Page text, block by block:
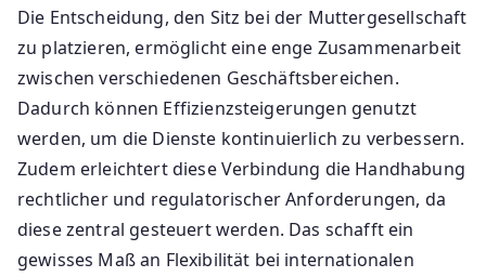
Die Entscheidung, den Sitz bei der Muttergesellschaft
zu platzieren, ermöglicht eine enge Zusammenarbeit
zwischen verschiedenen Geschäftsbereichen.
Dadurch können Effizienzsteigerungen genutzt
werden, um die Dienste kontinuierlich zu verbessern.
Zudem erleichtert diese Verbindung die Handhabung
rechtlicher und regulatorischer Anforderungen, da
diese zentral gesteuert werden. Das schafft ein
gewisses Maß an Flexibilität bei internationalen